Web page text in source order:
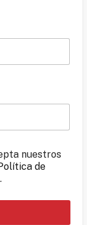
nuestros
de
.